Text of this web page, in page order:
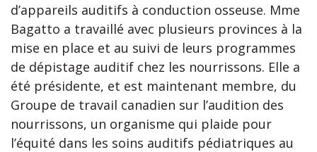
d’appareils auditifs à conduction osseuse. Mme
Bagatto a travaillé avec plusieurs provinces à la
mise en place et au suivi de leurs programmes
de dépistage auditif chez les nourrissons. Elle a
été présidente, et est maintenant membre, du
Groupe de travail canadien sur l’audition des
nourrissons, un organisme qui plaide pour
l’équité dans les soins auditifs pédiatriques au